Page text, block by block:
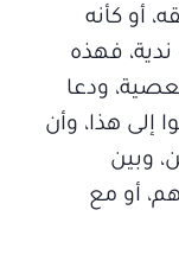
أو كأنه
ندية، فهذه
ودعا
إلى هذا، وأن
وبين
أو مع